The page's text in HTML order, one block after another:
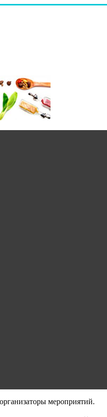
мероприятий.